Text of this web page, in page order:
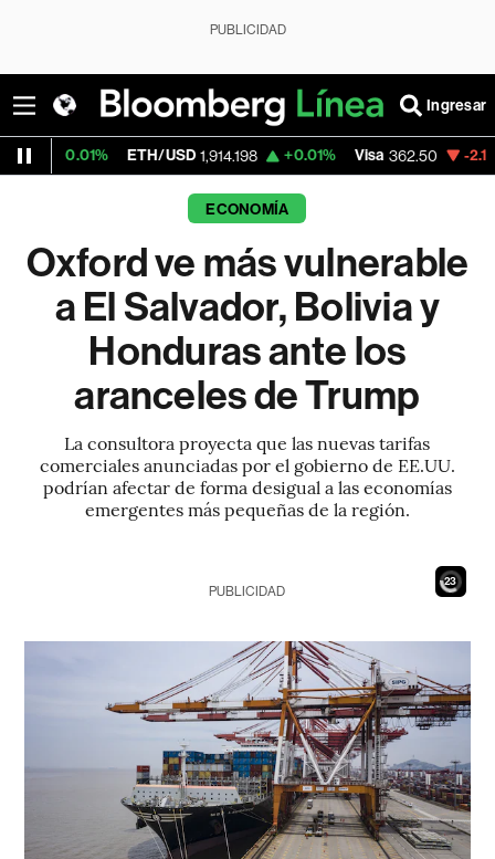
PUBLICIDAD
Ingresar
ETH/USD 1,914.198 +0.01% Visa 362.50 -2.15%
ECONOMÍA
Oxford ve más vulnerable
a El Salvador, Bolivia y
Honduras ante los
aranceles de Trump
La consultora proyecta que las nuevas tarifas
comerciales anunciadas por el gobierno de EE.UU.
podrían afectar de forma desigual a las economías
emergentes más pequeñas de la región.
21
PUBLICIDAD